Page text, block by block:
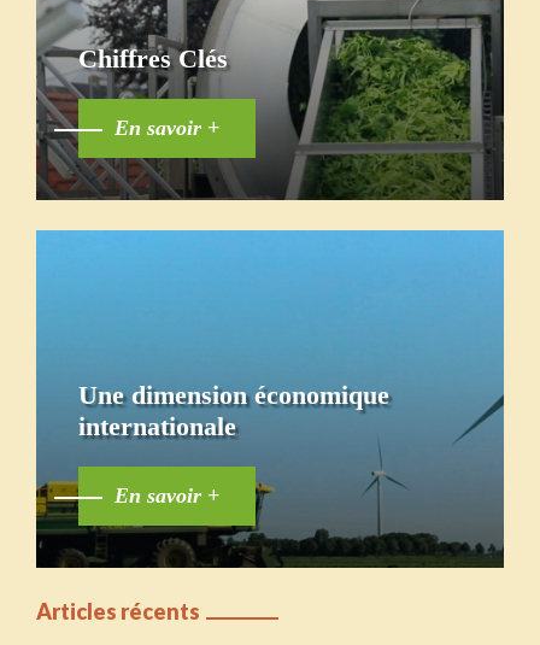
Chiffres Clés
En savoir +
Une dimension économique
internationale
En savoir +
Articles récents